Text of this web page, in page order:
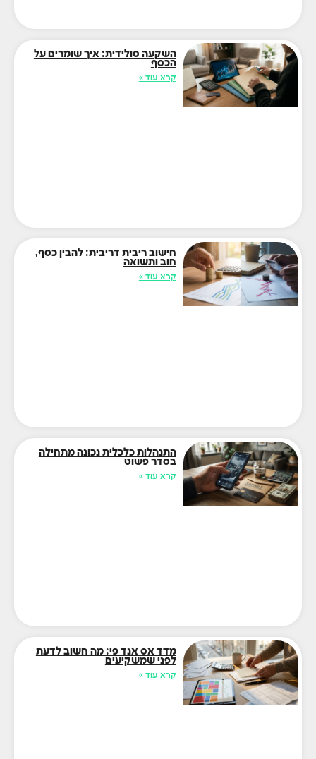
השקעה סולידית: איך שומרים על
הכסף
קרא עוד »
חישוב ריבית דריבית: להבין כסף,
חוב ותשואה
קרא עוד »
התנהלות כלכלית נכונה מתחילה
בסדר פשוט
קרא עוד »
מדד אס אנד פי: מה חשוב לדעת
לפני שמשקיעים
קרא עוד »